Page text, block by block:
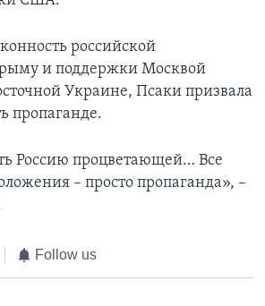
российской
и поддержки Москвой
Украине, Псаки призвала
пропаганде.
Россию процветающей… Все
– просто пропаганда», –
Follow us